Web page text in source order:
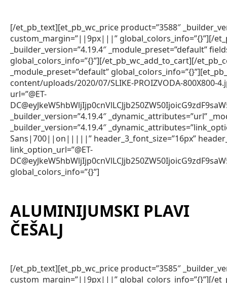
[/et_pb_text][et_pb_wc_price product=”3588″
custom_margin=”||9px|||” global_colors_info=”{}”][/
_builder_version=”4.19.4″ _module_preset=”default”
global_colors_info=”{}”][/et_pb_wc_add_to_cart][/
_module_preset=”default”
content/uploads/2020/07/SLIKE-PROIZVODA-800X800-
url=”@ET-
_builder_version=”4.19.4″ _dynamic_attributes=”url”
_builder_version=”4.19.4″
Sans|700||on|||||” header_3_font_size=”16px”
link_option_url=”@ET-
global_colors_info=”{}”]
ALUMINIJUMSKI PLAVI
ČEŠALJ
[/et_pb_text][et_pb_wc_price product=”3585″
custom_margin=”||9px|||” global_colors_info=”{}”][/